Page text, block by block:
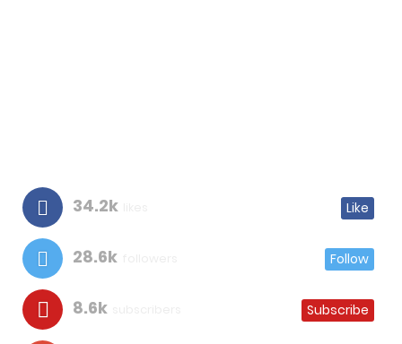
34.2k Like
28.6k Follow
8.6k Subscribe